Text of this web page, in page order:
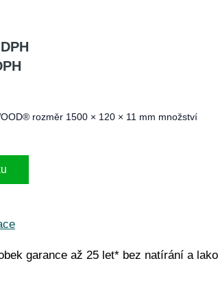
rozměr 1500 × 120 × 11 mm množství
garance až 25 let* bez natírání a